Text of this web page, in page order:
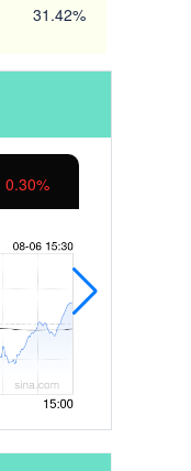
31.42%
0.30%